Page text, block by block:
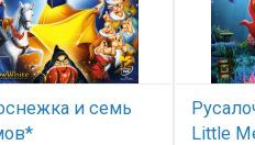
и семь
Little